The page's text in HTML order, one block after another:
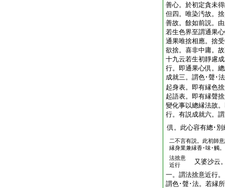
善心。於初定貪未
但四。唯染汚故。
善故。餘如前説。
若生色界至謂通果
通果唯捨相應。捨
欲捨。喜非中庸。
十九云若生初靜慮
行。即通果心倶。
成就三。謂色･聲･
起身表。即有縁色
起語表。即有縁聲
變化事以總縁法故
行。有説成就六。
倶。此心容有總･別
二不言有説。此初師
縁身業兼縁香･味･觸
法捨意
近行
又婆沙云
一。謂法捨意近行
謂色･聲･法。若縁